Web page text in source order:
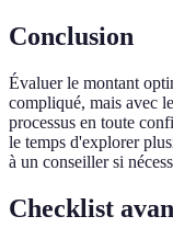
Conclusion
Évaluer le montant
compliqué, mais avec
processus en toute
le temps d'explorer
à un conseiller si
Checklist